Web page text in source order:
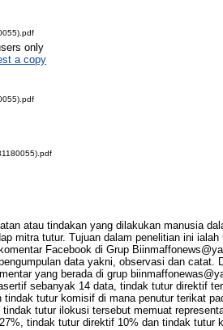
only
a copy
atau tindakan yang dilakukan manusia
mitra tutur. Tujuan dalam penelitian ini
Facebook di Grup
data yakni, observasi dan catat.
yang berada di grup
sebanyak 14 data, tindak tutur direktif
tutur komisif di mana penutur terikat
tutur ilokusi tersebut memuat
tindak tutur direktif 10% dan tindak